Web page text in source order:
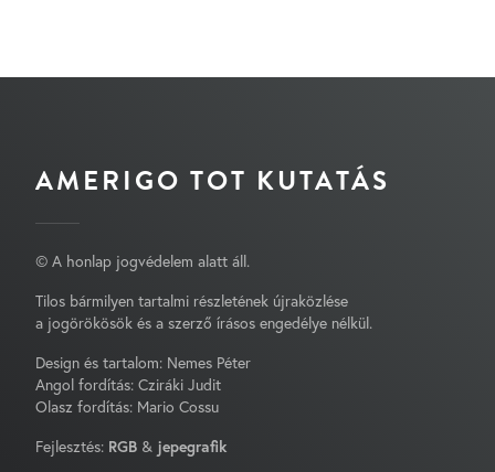
AMERIGO TOT KUTATÁS
© A honlap jogvédelem alatt áll.
Tilos bármilyen tartalmi részletének újraközlése
a jogörökösök és a szerző írásos engedélye nélkül.
Design és tartalom: Nemes Péter
Angol fordítás: Cziráki Judit
Olasz fordítás: Mario Cossu
Fejlesztés: RGB & jepegrafik